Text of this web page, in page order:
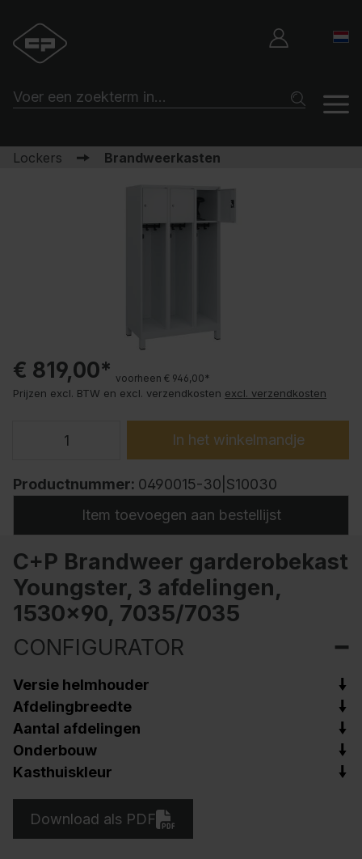
Lockers Brandweerkasten
€ 819,00* voorheen € 946,00*
Prijzen excl. BTW en excl. verzendkosten excl. verzendkosten
In het winkelmandje
Productnummer: 0490015-30|S10030
Item toevoegen aan bestellijst
C+P Brandweer garderobekast
Youngster, 3 afdelingen,
1530x90, 7035/7035
CONFIGURATOR
Versie helmhouder
Afdelingbreedte
Aantal afdelingen
Onderbouw
Kasthuiskleur
Download als PDF